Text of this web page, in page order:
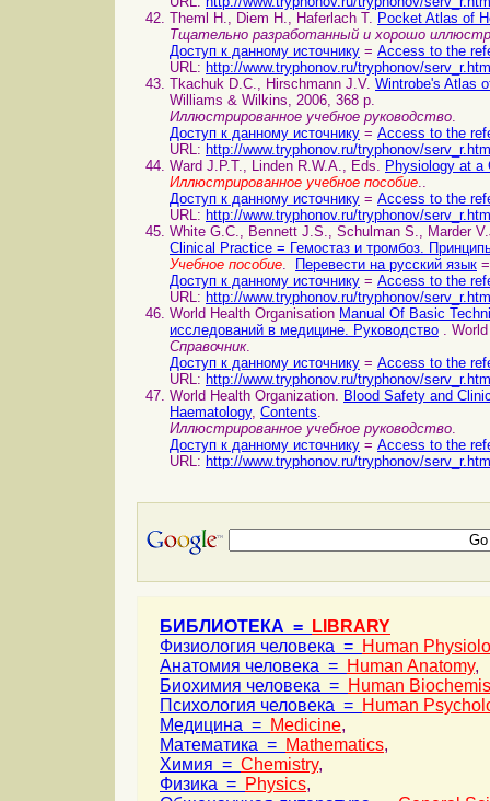
Theml H., Diem H., Haferlach T. Pocket Atlas of
Тщательно разработанный и хорошо
Доступ к данному источнику = Access to the
URL: http://www.tryphonov.ru/tryphonov/
Tkachuk D.C., Hirschmann J.V. Wintrobe's Atlas
Williams & Wilkins, 2006, 368 p.
Иллюстрированное учебное руководство.
Доступ к данному источнику = Access to the
URL: http://www.tryphonov.ru/tryphonov/
Ward J.P.T., Linden R.W.A., Eds. Physiology at
Иллюстрированное учебное пособие..
Доступ к данному источнику = Access to the
URL: http://www.tryphonov.ru/tryphonov/
White G.C., Bennett J.S., Schulman S., Marder
Clinical Practice = Гемостаз и тромбоз.
Учебное пособие. Перевести на русский язык =
Доступ к данному источнику = Access to the
URL: http://www.tryphonov.ru/tryphonov/
World Health Organisation Manual Of Basic
исследований в медицине. Руководство .
Справочник.
Доступ к данному источнику = Access to the
URL: http://www.tryphonov.ru/tryphonov/
World Health Organization. Blood Safety and
Haematology, Contents.
Иллюстрированное учебное руководство.
Доступ к данному источнику = Access to the
URL: http://www.tryphonov.ru/tryphonov/
БИБЛИОТЕКА =
LIBRARY
Физиология человека = Human
Анатомия человека = Human Anatomy,
Биохимия человека = Human
Психология человека = Human
Медицина = Medicine,
Математика = Mathematics,
Химия = Chemistry,
Физика = Physics,